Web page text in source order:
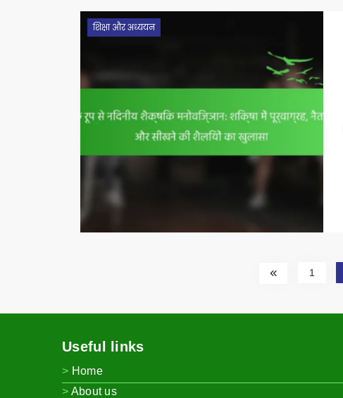
शिक्षा और अध्ययन
1
Useful links
Home
About us